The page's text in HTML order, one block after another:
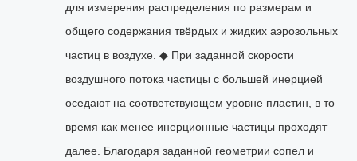
для измерения распределения по размерам и
общего содержания твёрдых и жидких аэрозольных
частиц в воздухе. ◆ При заданной скорости
воздушного потока частицы с большей инерцией
оседают на соответствующем уровне пластин, в то
время как менее инерционные частицы проходят
далее. Благодаря заданной геометрии сопел и